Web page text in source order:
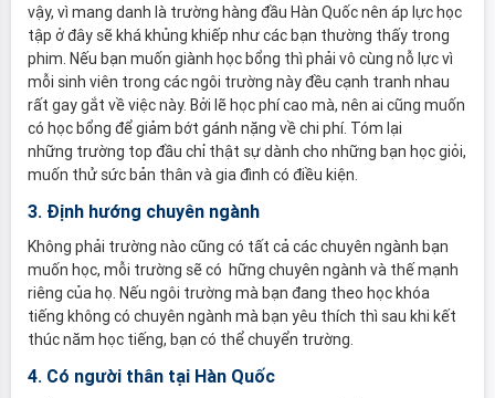
vậy, vì mang danh là trường hàng đầu Hàn Quốc nên áp lực học
tập ở đây sẽ khá khủng khiếp như các bạn thường thấy trong
phim. Nếu bạn muốn giành học bổng thì phải vô cùng nỗ lực vì
mỗi sinh viên trong các ngôi trường này đều cạnh tranh nhau
rất gay gắt về việc này. Bởi lẽ học phí cao mà, nên ai cũng muốn
có học bổng để giảm bớt gánh nặng về chi phí. Tóm lại
những trường top đầu chỉ thật sự dành cho những bạn học giỏi,
muốn thử sức bản thân và gia đình có điều kiện.
3. Định hướng chuyên ngành
Không phải trường nào cũng có tất cả các chuyên ngành bạn
muốn học, mỗi trường sẽ có hững chuyên ngành và thế mạnh
riêng của họ. Nếu ngôi trường mà bạn đang theo học khóa
tiếng không có chuyên ngành mà bạn yêu thích thì sau khi kết
thúc năm học tiếng, bạn có thể chuyển trường.
4. Có người thân tại Hàn Quốc